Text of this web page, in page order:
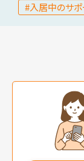
#入居中のサポ